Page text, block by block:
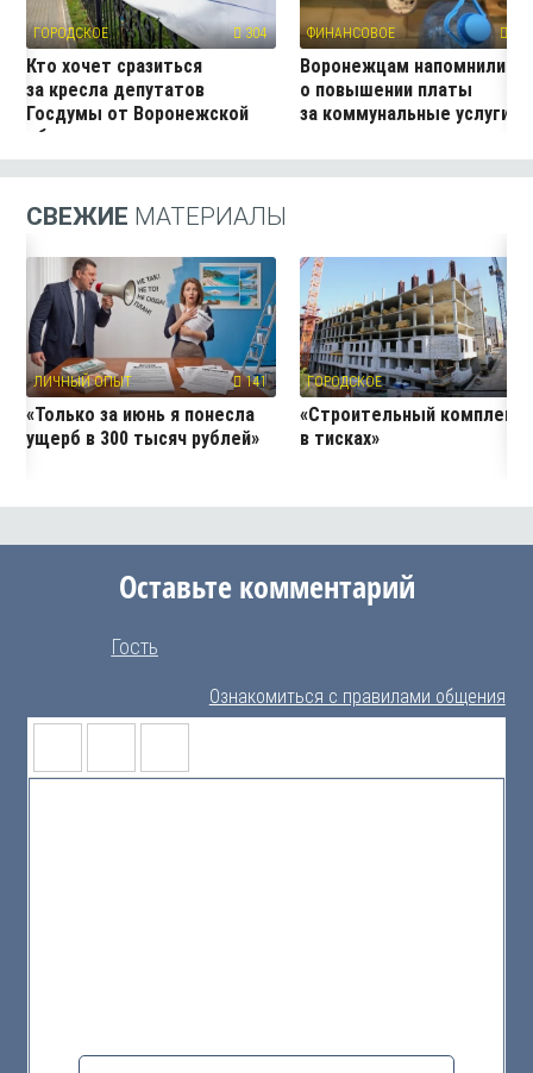
ГОРОДСКОЕ 304
Кто хочет сразиться
за кресла депутатов
Госдумы от Воронежской
области
ФИНАНСОВОЕ
Воронежцам напомнили
о повышении платы
за коммунальные услуги
СВЕЖИЕ МАТЕРИАЛЫ
ЛИЧНЫЙ ОПЫТ 141
«Только за июнь я понесла
ущерб в 300 тысяч рублей»
ГОРОДСКОЕ
«Строительный комплекс
в тисках»
Оставьте комментарий
Гость
Ознакомиться с правилами общения